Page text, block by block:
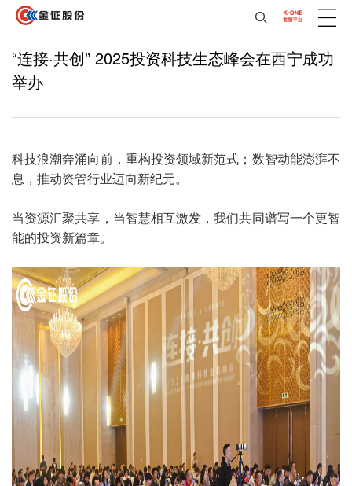
“连接·共创” 2025投资科技生态峰会在西宁成功
举办
科技浪潮奔涌向前，重构投资领域新范式；数智动能澎湃不
息，推动资管行业迈向新纪元。
当资源汇聚共享，当智慧相互激发，我们共同谱写一个更智
能的投资新篇章。